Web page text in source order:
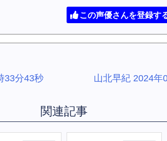
この声優さんを登録す
33分43秒
山北早紀 2024年
関連記事